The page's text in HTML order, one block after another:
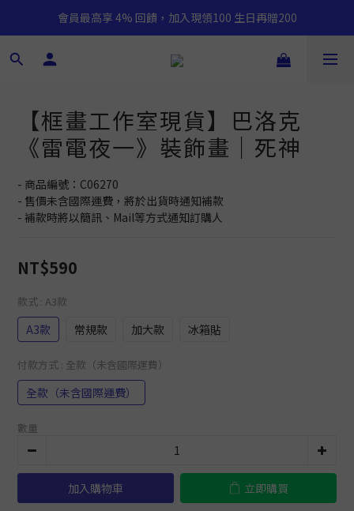
會員最高享 4% 回饋，加入現領100 生日再贈200
【框畫工作室現貨】巴洛克
《雷電夜一》裝飾畫｜死神
- 商品編號：C06270
- 售價未含國際運費，將於出貨時通知補款
- 補款時將以簡訊、Mail等方式通知訂購人
NT$590
款式 : A3款
A3款 常規款 加大款 冰箱貼
付款方式 : 全款（未含國際運費）
全款（未含國際運費）
數量
加入購物車 立即購買